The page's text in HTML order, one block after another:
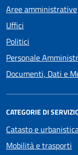
Aree amministrative
Uffici
Politici
Personale
Documenti, Dati e
CATEGORIE DI
Catasto e
Mobilità e trasporti